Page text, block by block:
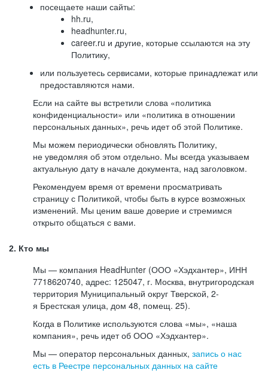
посещаете наши сайты:
hh.ru,
headhunter.ru,
career.ru и другие, которые ссылаются на эту
Политику,
или пользуетесь сервисами, которые принадлежат или
предоставляются нами.
Если на сайте вы встретили слова «политика
конфиденциальности» или «политика в отношении
персональных данных», речь идет об этой Политике.
Мы можем периодически обновлять Политику,
не уведомляя об этом отдельно. Мы всегда указываем
актуальную дату в начале документа, над заголовком.
Рекомендуем время от времени просматривать
страницу с Политикой, чтобы быть в курсе возможных
изменений. Мы ценим ваше доверие и стремимся
открыто общаться с вами.
2. Кто мы
Мы — компания HeadHunter (ООО «Хэдхантер», ИНН
7718620740, адрес: 125047, г. Москва, внутригородская
территория Муниципальный округ Тверской, 2-
я Брестская улица, дом 48, помещ. 25).
Когда в Политике используются слова «мы», «наша
компания», речь идет об ООО «Хэдхантер».
Мы — оператор персональных данных, запись о нас
есть в Реестре персональных данных на сайте